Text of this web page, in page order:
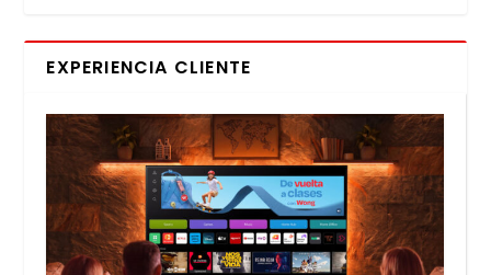
EXPERIENCIA CLIENTE